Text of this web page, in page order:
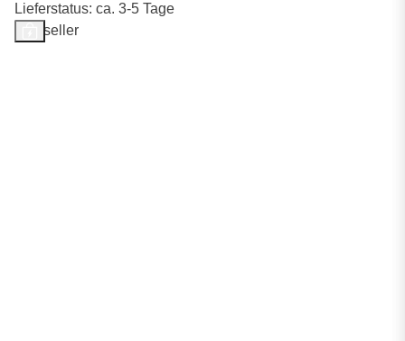
Lieferstatus: ca. 3-5 Tage
Bestseller